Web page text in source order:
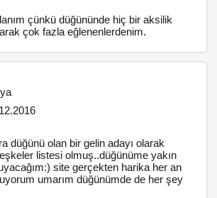
çünkü düğününde hiç bir aksilik
çok fazla eğlenenlerdenim.
düğünü olan bir gelin adayı olarak
listesi olmuş..düğünüme yakın
site gerçekten harika her an
umarım düğünümde de her şey